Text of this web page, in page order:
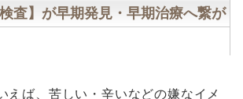
検査】が早期発見・早期治療へ繋が
えば、苦しい・辛いなどの嫌なイメ